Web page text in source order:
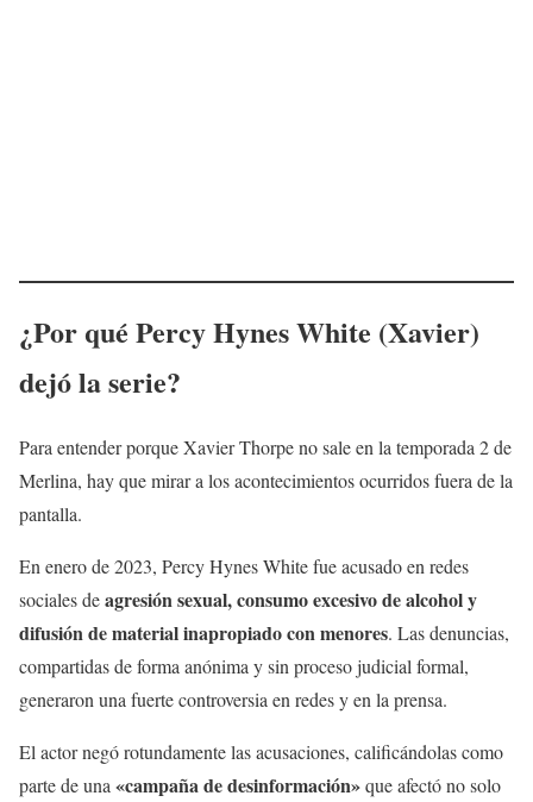
¿Por qué Percy Hynes White (Xavier)
dejó la serie?
Para entender porque Xavier Thorpe no sale en la temporada 2 de
Merlina, hay que mirar a los acontecimientos ocurridos fuera de la
pantalla.
En enero de 2023, Percy Hynes White fue acusado en redes
sociales deagresión sexual, consumo excesivo de alcohol y
difusión de material inapropiado con menores. Las denuncias,
compartidas de forma anónima y sin proceso judicial formal,
generaron una fuerte controversia en redes y en la prensa.
El actor negó rotundamente las acusaciones, calificándolas como
parte de una «campaña de desinformación»que afectó no solo